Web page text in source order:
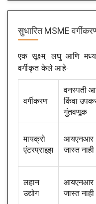
सुधारित MSME
एक सूक्ष्म, लघु आणि
वर्गीकृत केले आहे-
वर्गीकरण
वनस्पती
किंवा
गुंतवणूक
मायक्रो
एंटरप्राइझ
आयएनआर 1
जास्त नाही
लहान
उद्योग
आयएनआर
जास्त नाही